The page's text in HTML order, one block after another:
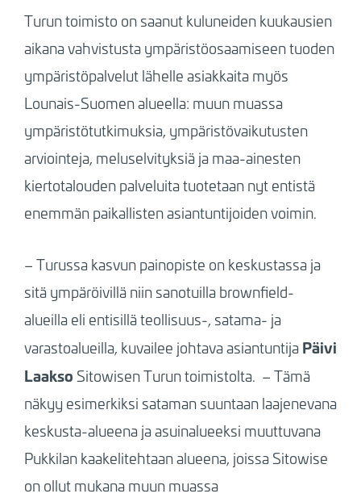
Turun toimisto on saanut kuluneiden kuukausien
aikana vahvistusta ympäristöosaamiseen tuoden
ympäristöpalvelut lähelle asiakkaita myös
Lounais-Suomen alueella: muun muassa
ympäristötutkimuksia, ympäristövaikutusten
arviointeja, meluselvityksiä ja maa-ainesten
kiertotalouden palveluita tuotetaan nyt entistä
enemmän paikallisten asiantuntijoiden voimin.
– Turussa kasvun painopiste on keskustassa ja
sitä ympäröivillä niin sanotuilla brownfield-
alueilla eli entisillä teollisuus-, satama- ja
varastoalueilla, kuvailee johtava asiantuntija Päivi
Laakso Sitowisen Turun toimistolta. – Tämä
näkyy esimerkiksi sataman suuntaan laajenevana
keskusta-alueena ja asuinalueeksi muuttuvana
Pukkilan kaakelitehtaan alueena, joissa Sitowise
on ollut mukana muun muassa